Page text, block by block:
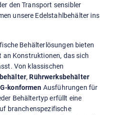
den Transport sensibler
unsere Edelstahlbehälter ins
Behälterlösungen bieten
an Konstruktionen, das sich
Von klassischen
,Rührwerksbehälter
konformen Ausführungen für
Behältertyp erfüllt eine
branchenspezifische